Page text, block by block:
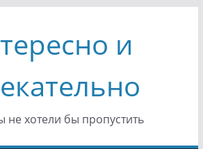
и
не хотели бы пропустить